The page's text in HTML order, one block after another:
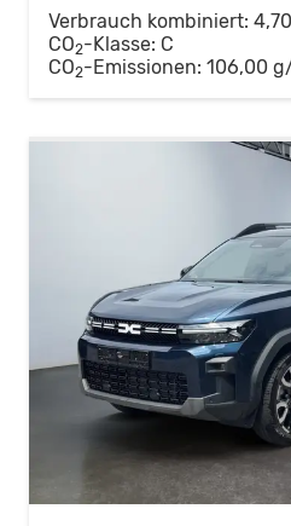
Verbrauch kombiniert:
CO2-Klasse: C
CO2-Emissionen: 106,00